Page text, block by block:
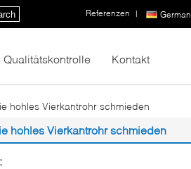
German
Referenzen |
Qualitätskontrolle Kontakt
hohles Vierkantrohr schmieden
hohles Vierkantrohr schmieden